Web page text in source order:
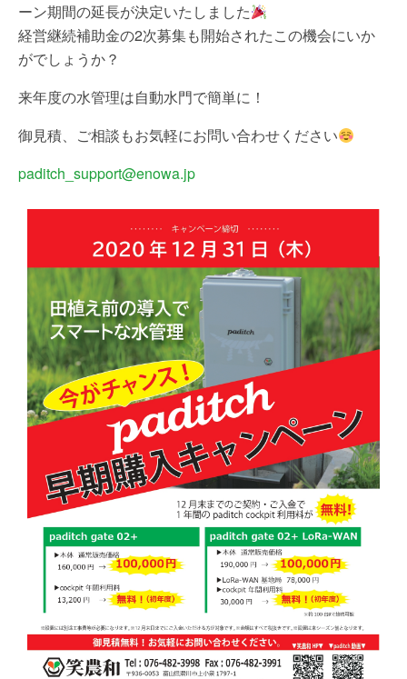
ーン期間の延長が決定いたしました
経営継続補助金の2次募集も開始されたこの機会にいか
がでしょうか？
来年度の水管理は自動水門で簡単に！
御見積、ご相談もお気軽にお問い合わせください
paditch_support@enowa.jp